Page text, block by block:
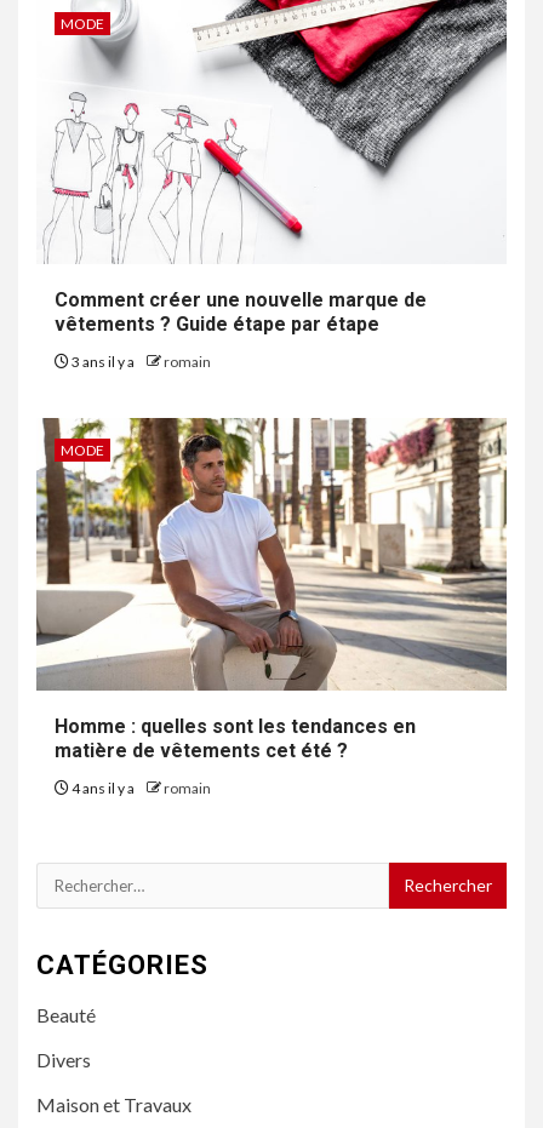
MODE
Comment créer une nouvelle marque de
vêtements ? Guide étape par étape
3 ans il y a romain
MODE
Homme : quelles sont les tendances en
matière de vêtements cet été ?
4 ans il y a romain
Rechercher :
CATÉGORIES
Beauté
Divers
Maison et Travaux